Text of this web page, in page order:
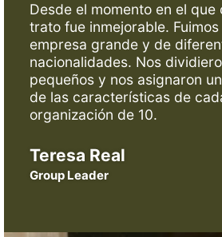
Desde el momento en el que
trato fue inmejorable.
empresa grande y de
nacionalidades. Nos
pequeños y nos asignaron
de las características de
organización de 10.
Teresa Real
Group Leader